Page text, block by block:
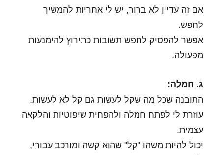
אם זה עדיין לא ברור, יש לי אחריות להמשיך
לחפש.
אפשר להפסיק לחפש תשובות כתירוץ להימנעות
מפעולה.
ג. חמלה:
התובנה שכל מה שקל לעשות גם קל לא לעשות,
עוזרת לי לפתח חמלה ולהפחית שיפוטיות והלקאה
עצמית.
יכול להיות משהו "קל" שהוא קשה ומורכב עבורי,